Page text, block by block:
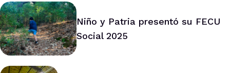
Niño y Patria presentó su FECU
Social 2025